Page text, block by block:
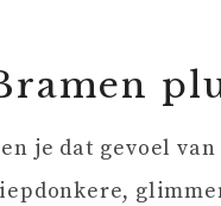
je dat gevoel